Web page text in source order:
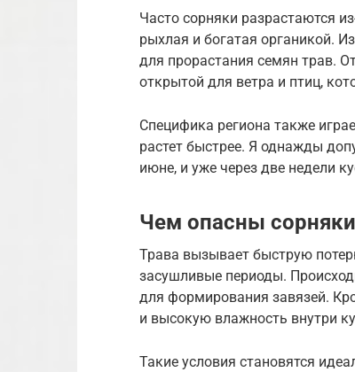
Часто сорняки разрастаются
рыхлая и богатая органикой.
для прорастания семян трав.
открытой для ветра и птиц,
Специфика региона также
растет быстрее. Я однажды
июне, и уже через две недели
Чем опасны сорняки
Трава вызывает быструю
засушливые периоды.
для формирования завязей.
и высокую влажность внутри
Такие условия становятся